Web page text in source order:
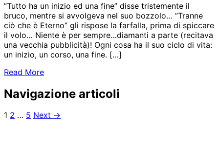
”Tutto ha un inizio ed una fine” disse tristemente il
bruco, mentre si avvolgeva nel suo bozzolo… ”Tranne
ciò che è Eterno” gli rispose la farfalla, prima di spiccare
il volo… Niente è per sempre…diamanti a parte (recitava
una vecchia pubblicità)! Ogni cosa ha il suo ciclo di vita:
un inizio, un corso, una fine. […]
Read More
Navigazione articoli
1 2 … 5 Next →